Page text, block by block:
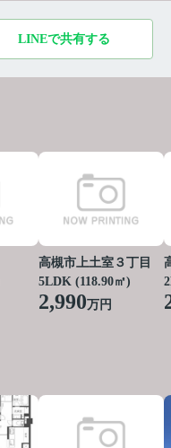
LINEで共有する
高槻市上土室３丁目
5LDK (118.90㎡)
2,990万円